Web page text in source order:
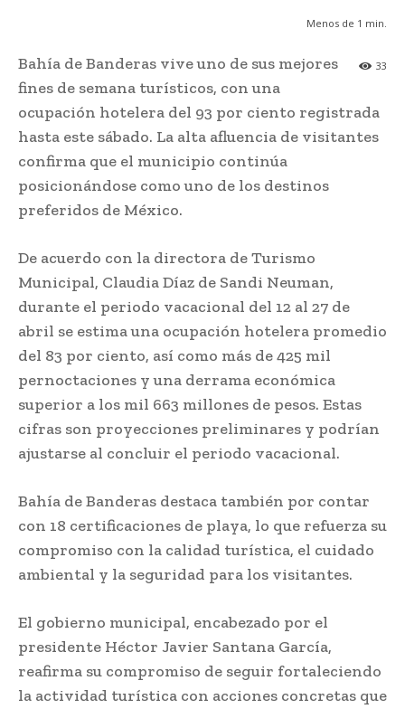
Menos de 1 min.
33
Bahía de Banderas vive uno de sus mejores
fines de semana turísticos, con una
ocupación hotelera del 93 por ciento registrada
hasta este sábado. La alta afluencia de visitantes
confirma que el municipio continúa
posicionándose como uno de los destinos
preferidos de México.
De acuerdo con la directora de Turismo
Municipal, Claudia Díaz de Sandi Neuman,
durante el periodo vacacional del 12 al 27 de
abril se estima una ocupación hotelera promedio
del 83 por ciento, así como más de 425 mil
pernoctaciones y una derrama económica
superior a los mil 663 millones de pesos. Estas
cifras son proyecciones preliminares y podrían
ajustarse al concluir el periodo vacacional.
Bahía de Banderas destaca también por contar
con 18 certificaciones de playa, lo que refuerza su
compromiso con la calidad turística, el cuidado
ambiental y la seguridad para los visitantes.
El gobierno municipal, encabezado por el
presidente Héctor Javier Santana García,
reafirma su compromiso de seguir fortaleciendo
la actividad turística con acciones concretas que